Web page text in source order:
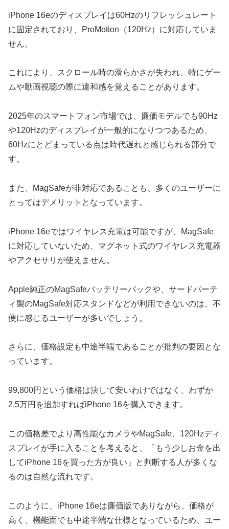
iPhone 16eのディスプレイは60Hzのリフレッシュレート
に固定されており、ProMotion（120Hz）に対応していま
せん。
これにより、スクロール時の滑らかさが失われ、特にゲー
ムや動画視聴の際に違和感を覚えることがあります。
2025年のスマートフォン市場では、廉価モデルでも90Hz
や120Hzのディスプレイが一般的になりつつあるため、
60Hzにとどまっている点は時代遅れと感じられる部分で
す。
また、MagSafeが非対応であることも、多くのユーザーに
とってはデメリットとなっています。
iPhone 16eではワイヤレス充電は可能ですが、MagSafe
に対応していないため、マグネット式のワイヤレス充電器
やアクセサリが使えません。
Apple純正のMagSafeバッテリーパックや、サードパーテ
ィ製のMagSafe対応スタンドなどが利用できないのは、不
便に感じるユーザーが多いでしょう。
さらに、価格設定も中途半端であることが批判の要因とな
っています。
99,800円という価格は決して安いわけではなく、わずか
2.5万円を追加すればiPhone 16を購入できます。
この価格差でより高性能なカメラやMagSafe、120Hzディ
スプレイが手に入ることを考えると、「もう少しお金を出
してiPhone 16を買った方が良い」と判断する人が多くな
るのは自然な流れです。
このように、iPhone 16eは廉価版でありながら、価格が
高く、機能面でも中途半端な仕様となっているため、ユー